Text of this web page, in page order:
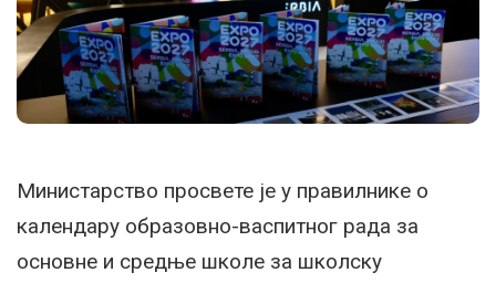
Министарство просвете је у правилнике о
календару образовно-васпитног рада за
основне и средње школе за школску